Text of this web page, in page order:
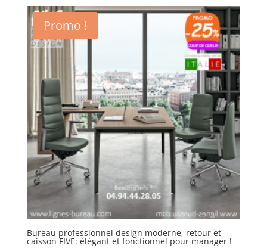
Promo !
Bureau professionnel design moderne, retour et
caisson FIVE: élégant et fonctionnel pour manager !